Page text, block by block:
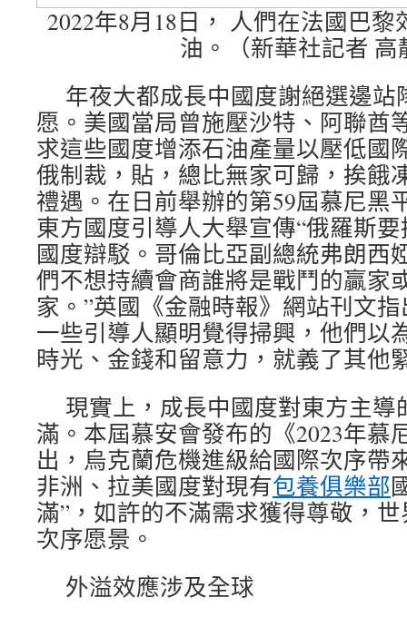
2022年8月18日， 人們在法國巴
油。（新華社記者 高
年夜大都成長中國度謝絕選邊
愿。美國當局曾施壓沙特、阿聯酋
求這些國度增添石油產量以壓低國
俄制裁，貼，總比無家可歸，挨餓
禮遇。在日前舉辦的第59屆慕尼黑
東方國度引導人大舉宣傳“俄羅斯
國度辯駁。哥倫比亞副總統弗朗西
們不想持續會商誰將是戰鬥的贏家
家。”英國《金融時報》網站刊文
一些引導人顯明覺得掃興，他們以
時光、金錢和留意力，就義了其他
現實上，成長中國度對東方主
滿。本屆慕安會發布的《2023年慕
出，烏克蘭危機進級給國際次序帶
非洲、拉美國度對現有包養俱樂部
滿”，如許的不滿需求獲得尊敬，
次序愿景。
外溢效應涉及全球